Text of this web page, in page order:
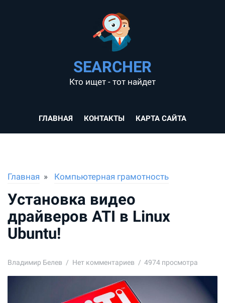
SEARCHER
Кто ищет - тот найдет
ГЛАВНАЯ КОНТАКТЫ КАРТА САЙТА
Главная Компьютерная грамотность
Установка видео
драйверов ATI в Linux
Ubuntu!
Владимир Белев Нет комментариев 4974 просмотра